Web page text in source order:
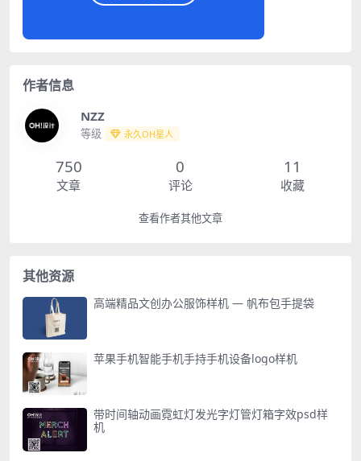
作者信息
NZZ
等级 永久OH星人
750
文章
0
评论
11
收藏
查看作者其他文章
其他资源
高端精品文创办公服饰样机 — 帆布包手提袋
苹果手机智能手机手持手机设备logo样机
带时间轴动画霓虹灯发光字灯管灯箱字效psd样
机